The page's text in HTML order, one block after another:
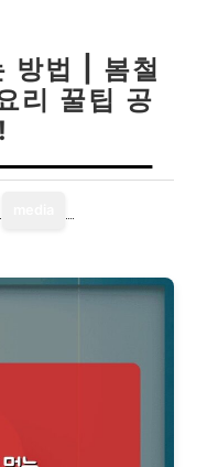
방법 | 봄철
리 꿀팁 공